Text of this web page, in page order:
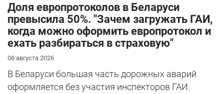
Доля европротоколов в Беларуси
превысила 50%. "Зачем загружать ГАИ,
когда можно оформить европротокол и
ехать разбираться в страховую"
06 августа 2026
В Беларуси большая часть дорожных аварий
оформляется без участия инспекторов ГАИ.